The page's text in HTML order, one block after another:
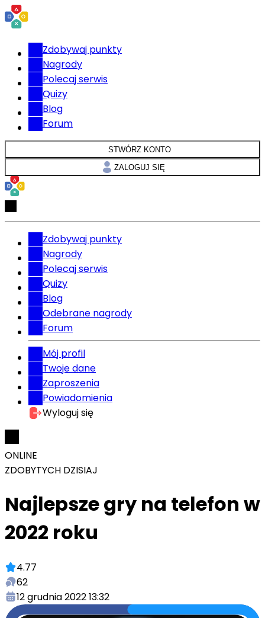
Zdobywaj punkty
Nagrody
Polecaj serwis
Quizy
Blog
Forum
STWÓRZ KONTO
ZALOGUJ SIĘ
Zdobywaj punkty
Nagrody
Polecaj serwis
Quizy
Blog
Odebrane nagrody
Forum
Mój profil
Twoje dane
Zaproszenia
Powiadomienia
Wyloguj się
ONLINE
ZDOBYTYCH DZISIAJ
Najlepsze gry na telefon w
2022 roku
4.77
62
12 grudnia 2022 13:32